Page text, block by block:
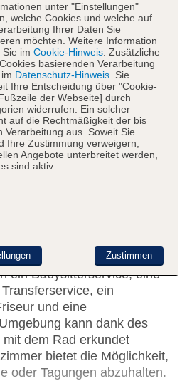
an der Rezeption ist
behilflich. Zur Einrichtung
ein Safe und
erhalten die Gäste
bei der Buchung
Tourdesk geboten. Das
über rollstuhlgerechte
Aufzug. Neben einem
Geschäfte zu finden. Ein
Spielplatz gehören zum
Zu den weiteren
zählen ein TV-Raum, ein
Bei einer Anreise
Gäste dieses in einer
oder auf dem Parkplatz
Unter den weiteren
ein Babysitterservice, eine
ein
und eine
kann dank des
dem Rad erkundet
bietet die Möglichkeit,
oder Tagungen abzuhalten.
unter "Einstellungen"
welche Cookies und welche auf
Ihrer Daten Sie
möchten. Weitere Information
im Cookie-Hinweis. Zusätzliche
basierenden Verarbeitung
Datenschutz-Hinweis. Sie
Ihre Entscheidung über "Cookie-
der Webseite] durch
widerrufen. Ein solcher
auf die Rechtmäßigkeit der bis
Verarbeitung aus. Soweit Sie
Ihre Zustimmung verweigern,
Angebote unterbreitet werden,
sind aktiv.
Zustimmen